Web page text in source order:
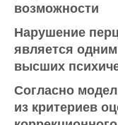
возможности
Нарушение
является
высших
Согласно
из критериев